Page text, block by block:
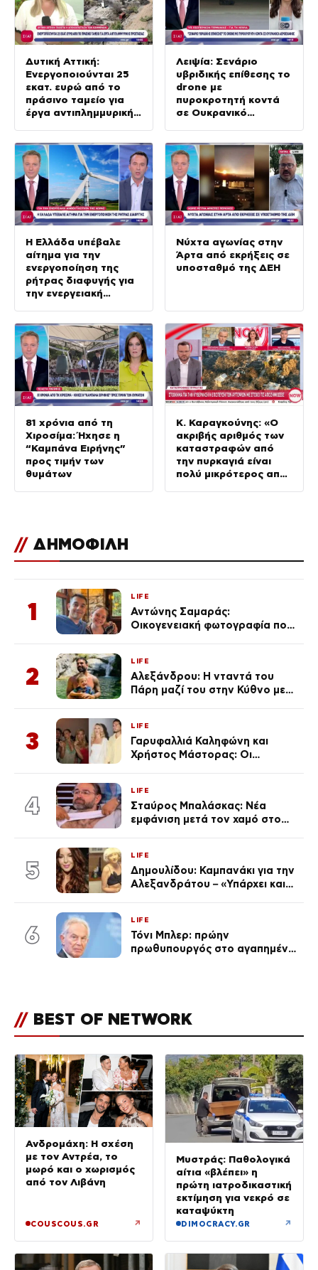
Δυτική Αττική:
Ενεργοποιούνται 25
εκατ. ευρώ από το
πράσινο ταμείο για
έργα αντιπλημμυρικής
Λειψία: Σενάριο
υβριδικής επίθεσης το
drone με
πυροκροτητή κοντά
σε Ουκρανικό
Η Ελλάδα υπέβαλε
αίτημα για την
ενεργοποίηση της
ρήτρας διαφυγής για
την ενεργειακή
Νύχτα αγωνίας στην
Άρτα από εκρήξεις σε
υποσταθμό της ΔΕΗ
81 χρόνια από τη
Χιροσίμα: Ήχησε η
“Καμπάνα Ειρήνης”
προς τιμήν των
θυμάτων
Κ. Καραγκούνης: «Ο
ακριβής αριθμός των
καταστραφών από
την πυρκαγιά είναι
πολύ μικρότερος από
// ΔΗΜΟΦΙΛΗ
1
LIFE
Αντώνης Σαμαράς:
Οικογενειακή φωτογραφία που
Λένας
2
LIFE
Αλεξάνδρου: Η νταντά του
Πάρη μαζί του στην Κύθνο με
3
LIFE
Γαρυφαλλιά Καληφώνη και
Χρήστος Μάστορας: Οι
απαρατήρητη
4
LIFE
Σταύρος Μπαλάσκας: Νέα
εμφάνιση μετά τον χαμό στο
5
LIFE
Δημουλίδου: Καμπανάκι για την
Αλεξανδράτου – «Υπάρχει και
6
LIFE
Τόνι Μπλερ: πρώην
πρωθυπουργός στο αγαπημένο
// BEST OF NETWORK
Ανδρομάχη: Η σχέση
με τον Αντρέα, το
μωρό και ο χωρισμός
από τον Λιβάνη
COUSCOUS.GR ↗
Μυστράς: Παθολογικά
αίτια «βλέπει» η
πρώτη ιατροδικαστική
εκτίμηση για νεκρό σε
καταψύκτη
DIMOCRACY.GR ↗